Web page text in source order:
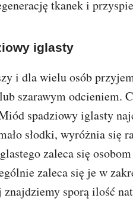
tkanek i
iglasty
i dla wielu osób
szarawym odcieniem.
spadziowy iglasty
słodki, wyróżnia się
zaleca się
zaleca się je w
znajdziemy sporą ilość